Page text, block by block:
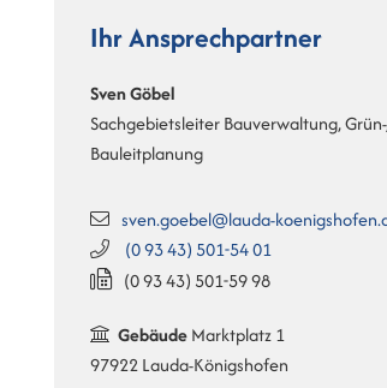
Ihr Ansprechpartner
SvenGöbel
Sachgebietsleiter Bauverwaltung,
Bauleitplanung
sven.goebel@lauda-
(09343) 501-5401
(09343) 501-5998
GebäudeMarktplatz 1
97922 Lauda-Königshofen